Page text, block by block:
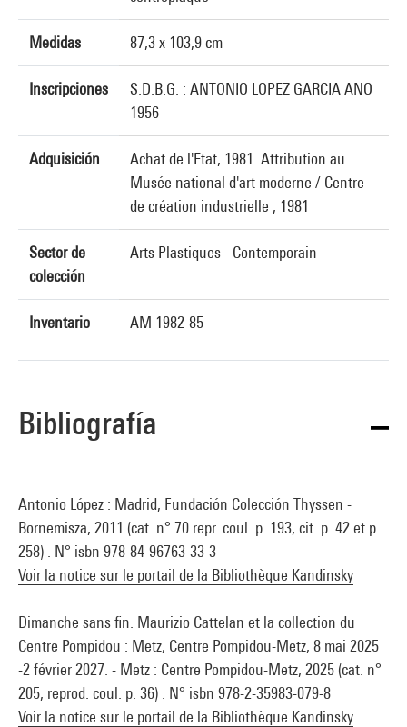
Medidas 87,3 x 103,9 cm
Inscripciones
S.D.B.G. : ANTONIO LOPEZ GARCIA ANO
1956
Adquisición
Achat de l'Etat, 1981. Attribution au
Musée national d'art moderne / Centre
de création industrielle , 1981
Sector de
colección
Arts Plastiques - Contemporain
Inventario AM 1982-85
Bibliografía
Antonio López : Madrid, Fundación Colección Thyssen -
Bornemisza, 2011 (cat. n° 70 repr. coul. p. 193, cit. p. 42 et p.
258) . N° isbn 978-84-96763-33-3
Voir la notice sur le portail de la Bibliothèque Kandinsky
Dimanche sans fin. Maurizio Cattelan et la collection du
Centre Pompidou : Metz, Centre Pompidou-Metz, 8 mai 2025
-2 février 2027. - Metz : Centre Pompidou-Metz, 2025 (cat. n°
205, reprod. coul. p. 36) . N° isbn 978-2-35983-079-8
Voir la notice sur le portail de la Bibliothèque Kandinsky